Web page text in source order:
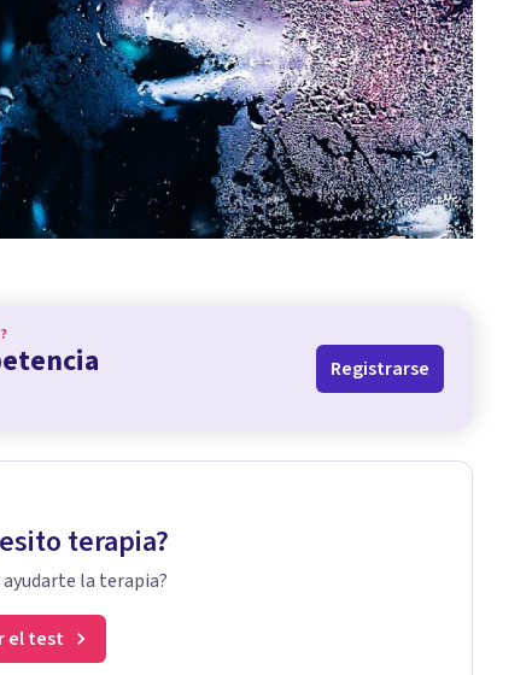
?
Registrarse
terapia?
ayudarte la terapia?
el test